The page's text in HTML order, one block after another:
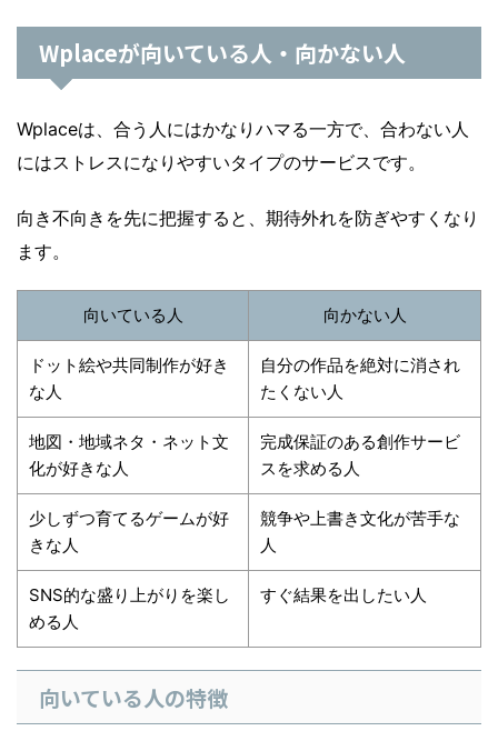
Wplaceが向いている人・向かない人
Wplaceは、合う人にはかなりハマる一方で、合わない人
にはストレスになりやすいタイプのサービスです。
向き不向きを先に把握すると、期待外れを防ぎやすくなり
ます。
向いている人 向かない人
ドット絵や共同制作が好き
な人
自分の作品を絶対に消され
たくない人
地図・地域ネタ・ネット文
化が好きな人
完成保証のある創作サービ
スを求める人
少しずつ育てるゲームが好
きな人
競争や上書き文化が苦手な
人
SNS的な盛り上がりを楽し
める人
すぐ結果を出したい人
向いている人の特徴